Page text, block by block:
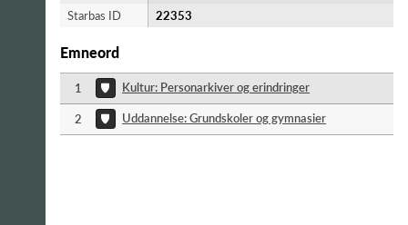
Starbas ID
22353
Emneord
1 Kultur: Personarkiver og erindringer
2 Uddannelse: Grundskoler og gymnasier